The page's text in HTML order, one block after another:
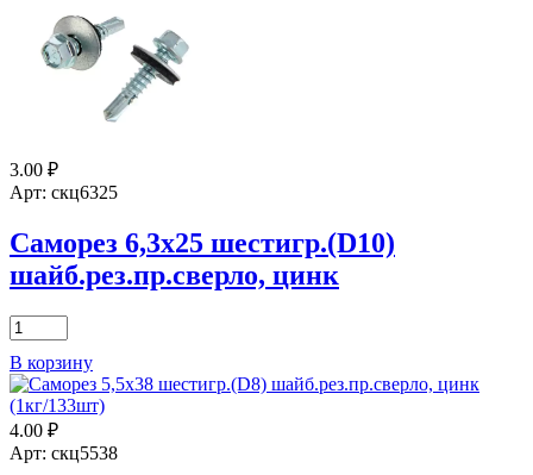
(D10)шайб.рез.пр.сверло,
цинк
3.00 ₽
Арт: скц6325
Саморез 6,3х25 шестигр.(D10)
шайб.рез.пр.сверло, цинк
Количество
товара
Саморез
6,3х25
шестигр.
(D10)
шайб.рез.пр.сверло,
В корзину
4.00 ₽
Арт: скц5538